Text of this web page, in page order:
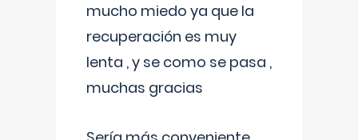
mucho miedo ya que la
recuperación es muy
lenta , y se como se pasa ,
muchas gracias